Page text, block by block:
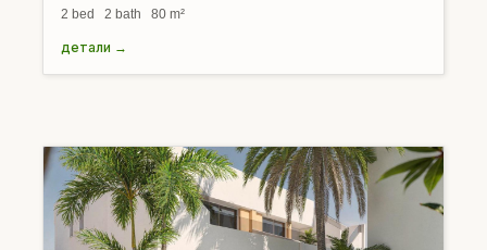
2 bed 2 bath 80 m²
детали →